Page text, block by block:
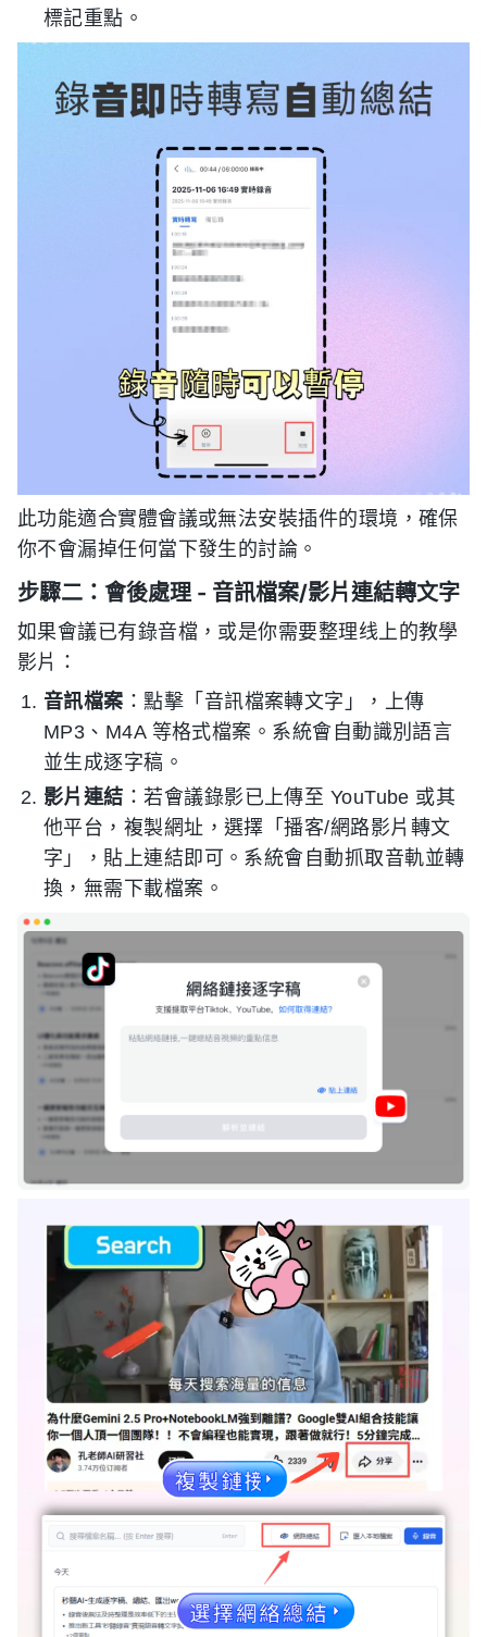
標記重點。
此功能適合實體會議或無法安裝插件的環境，確保
你不會漏掉任何當下發生的討論。
步驟二：會後處理 - 音訊檔案/影片連結轉文字
如果會議已有錄音檔，或是你需要整理线上的教學
影片：
音訊檔案 ：點擊「音訊檔案轉文字」，上傳
MP3、M4A 等格式檔案。系統會自動識別語言
並生成逐字稿。
影片連結 ：若會議錄影已上傳至 YouTube 或其
他平台，複製網址，選擇「播客/網路影片轉文
字」，貼上連結即可。系統會自動抓取音軌並轉
換，無需下載檔案。